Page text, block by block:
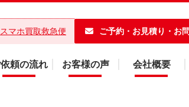
スマホ買取救急便 ご予約・お見積り・お
頼の流れ お客様の声 会社概要